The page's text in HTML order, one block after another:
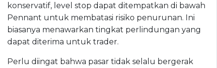
konservatif, level stop dapat ditempatkan di bawah
Pennant untuk membatasi risiko penurunan. Ini
biasanya menawarkan tingkat perlindungan yang
dapat diterima untuk trader.
Perlu diingat bahwa pasar tidak selalu bergerak